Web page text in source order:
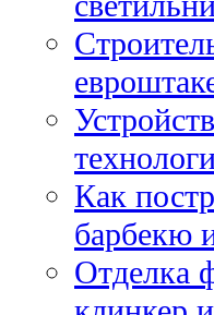
Как
барбекю
Отделка